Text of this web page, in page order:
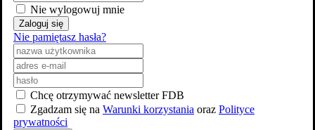
dodajzdjęcia
Nie wylogowuj mnie
Zaloguj się
Nie pamiętasz hasła?
Chcę otrzymywać newsletter FDB
Zgadzam się na Warunki korzystania oraz Polityce
prywatności